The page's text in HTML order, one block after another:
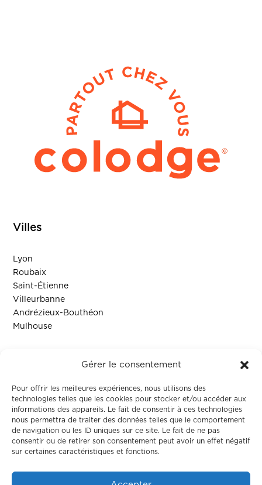
Gérer le consentement
Pour offrir les meilleures expériences, nous utilisons des
technologies telles que les cookies pour stocker et/ou accéder aux
informations des appareils. Le fait de consentir à ces technologies
nous permettra de traiter des données telles que le comportement
de navigation ou les ID uniques sur ce site. Le fait de ne pas
consentir ou de retirer son consentement peut avoir un effet négatif
sur certaines caractéristiques et fonctions.
Villes
Lyon
Roubaix
Saint-Étienne
Villeurbanne
Andrézieux-Bouthéon
Mulhouse
Contact
Colodge
À propos